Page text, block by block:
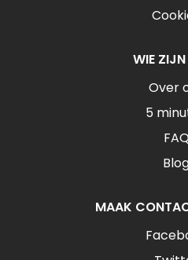
WIE
Over
5
FAQ
MAAK